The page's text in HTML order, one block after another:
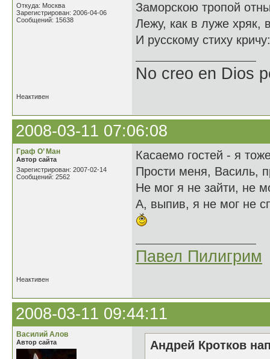
Откуда: Москва
Зарегистрирован: 2006-04-06
Сообщений: 15638
Заморскою тропой
Лежу, как в луже хряк,
И русскому стиху
No creo en Dios
Неактивен
2008-03-11 07:06:08
Граф О’ Ман
Автор сайта
Зарегистрирован: 2007-02-14
Сообщений: 2562
Касаемо гостей - я
Прости меня, Василь,
Не мог я не зайти, не
А, выпив, я не мог не
Павел Пилигрим
Неактивен
2008-03-11 09:44:11
Василий Алов
Автор сайта
Андрей Кротков